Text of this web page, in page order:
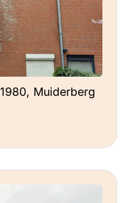
Muiderberg